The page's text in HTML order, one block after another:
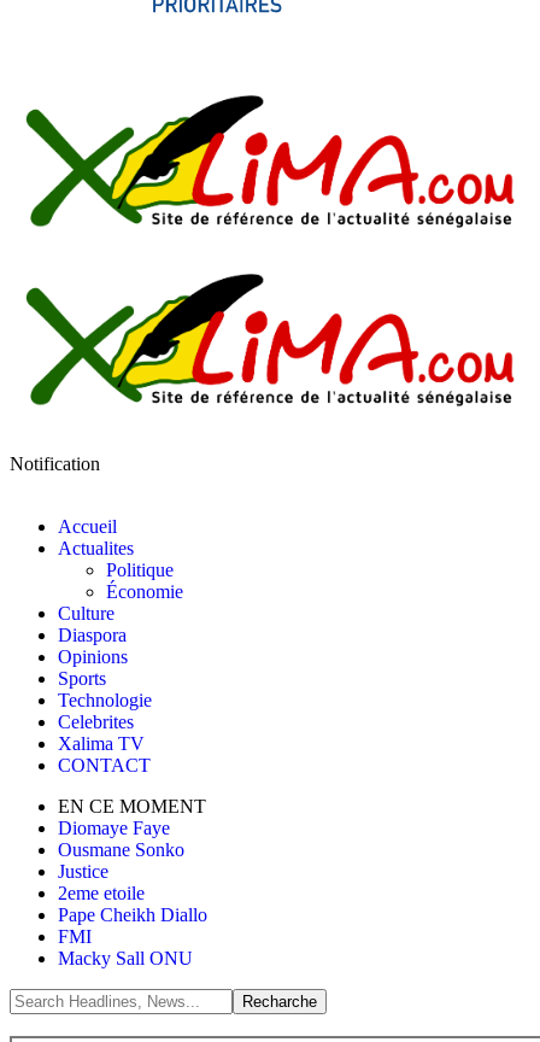
Notification
Accueil
Actualites
Politique
Économie
Culture
Diaspora
Opinions
Sports
Technologie
Celebrites
Xalima TV
CONTACT
EN CE MOMENT
Diomaye Faye
Ousmane Sonko
Justice
2eme etoile
Pape Cheikh Diallo
FMI
Macky Sall ONU